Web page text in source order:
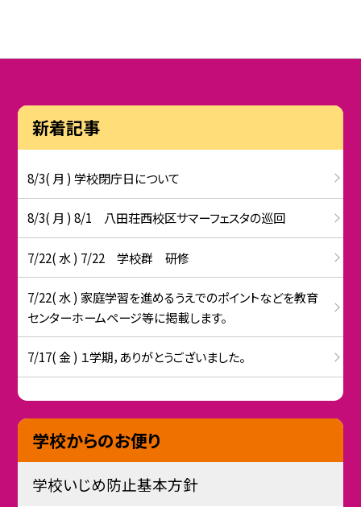
新着記事
8/3( 月 ) 学校閉庁日について
8/3( 月 ) 8/1 八田荘西校区サマーフェスタの巡回
7/22( 水 ) 7/22 学校群 研修
7/22( 水 ) 家庭学習を進めるうえでのポイントなどを教育
センターホームページ等に掲載します。
7/17( 金 ) １学期，ありがとうございました。
学校からのお便り
学校いじめ防止基本方針